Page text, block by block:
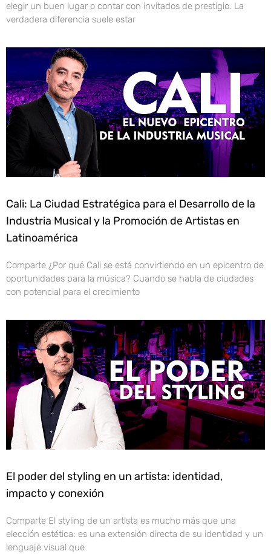
elegir un buen lugar o contar con invitados de prestigio. La
verdadera diferencia suele estar
Cali: La Ciudad Estratégica para el Desarrollo de la
Industria Musical y la Promoción de Artistas en
Latinoamérica
Comparte ¿Por qué Cali se está convirtiendo en un epicentro de
oportunidades para la música? Cuando se habla de ciudades
con potencial para el crecimiento
El poder del styling en un artista: identidad,
impacto y conexión
Comparte El styling de un artista es mucho más que una
elección estética: es una extensión directa de su identidad y un
lenguaje visual que